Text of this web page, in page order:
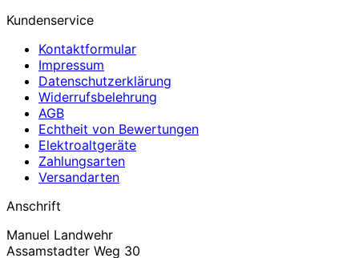
Kundenservice
Kontaktformular
Impressum
Datenschutzerklärung
Widerrufsbelehrung
AGB
Echtheit von Bewertungen
Elektroaltgeräte
Zahlungsarten
Versandarten
Anschrift
Manuel Landwehr
Assamstadter Weg 30